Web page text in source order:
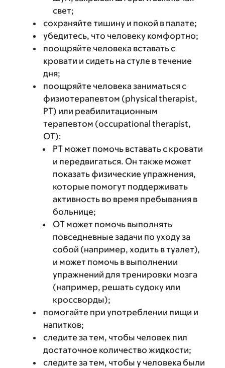
свет;
сохраняйте тишину и покой в палате;
убедитесь, что человеку комфортно;
поощряйте человека вставать с
кровати и сидеть на стуле в течение
дня;
поощряйте человека заниматься с
физиотерапевтом (physical therapist,
PT) или реабилитационным
терапевтом (occupational therapist,
ОT):
PT может помочь вставать с кровати
и передвигаться. Он также может
показать физические упражнения,
которые помогут поддерживать
активность во время пребывания в
больнице;
OT может помочь выполнять
повседневные задачи по уходу за
собой (например, ходить в туалет),
и может помочь в выполнении
упражнений для тренировки мозга
(например, решать судоку или
кроссворды);
помогайте при употреблении пищи и
напитков;
следите за тем, чтобы человек пил
достаточное количество жидкости;
следите за тем, чтобы у человека были